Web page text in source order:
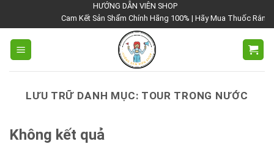
nội
dung
HƯỚNG DẪN VIÊN SHOP
Cam Kết Sản Shẩm Chính Hãng 100% | Hãy Mua Thuốc Rắn
LƯU TRỮ DANH MỤC: TOUR TRONG NƯỚC
Không kết quả